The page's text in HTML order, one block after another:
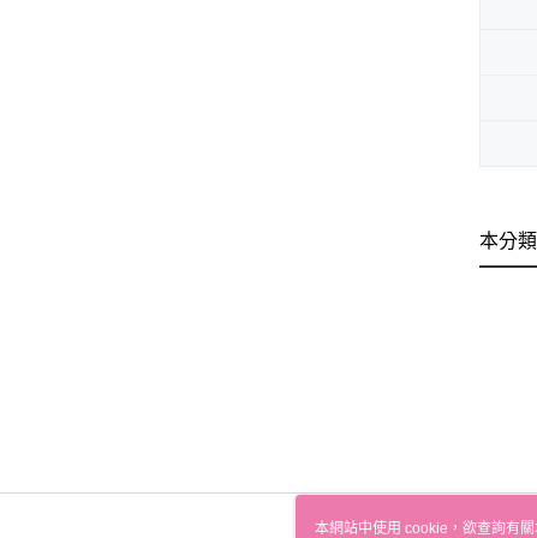
本分
本網站中使用 cookie，欲查詢有